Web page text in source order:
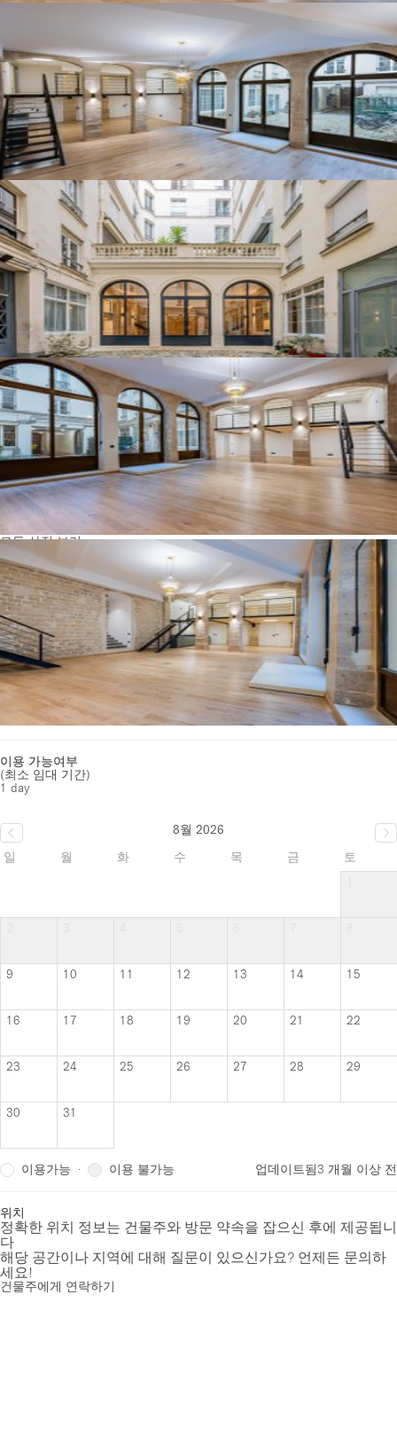
모든 사진 보기
이용 가능여부
(최소 임대 기간)
1 day
8월 2026
일
월 화 수 목 금
토
9 10 11 12 13 14 15
16 17 18 19 20 21 22
23 24 25 26 27 28 29
30 31
이용가능 · 이용 불가능 업데이트됨3 개월 이상 전
위치
정확한 위치 정보는 건물주와 방문 약속을 잡으신 후에 제공됩니
다
해당 공간이나 지역에 대해 질문이 있으신가요? 언제든 문의하
세요!
건물주에게 연락하기